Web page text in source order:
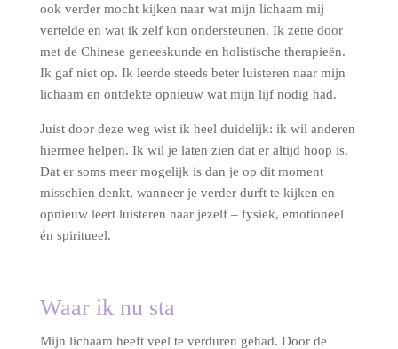
ook verder mocht kijken naar wat mijn lichaam mij
vertelde en wat ik zelf kon ondersteunen. Ik zette door
met de Chinese geneeskunde en holistische therapieën.
Ik gaf niet op. Ik leerde steeds beter luisteren naar mijn
lichaam en ontdekte opnieuw wat mijn lijf nodig had.
Juist door deze weg wist ik heel duidelijk: ik wil anderen
hiermee helpen. Ik wil je laten zien dat er altijd hoop is.
Dat er soms meer mogelijk is dan je op dit moment
misschien denkt, wanneer je verder durft te kijken en
opnieuw leert luisteren naar jezelf – fysiek, emotioneel
én spiritueel.
Waar ik nu sta
Mijn lichaam heeft veel te verduren gehad. Door de